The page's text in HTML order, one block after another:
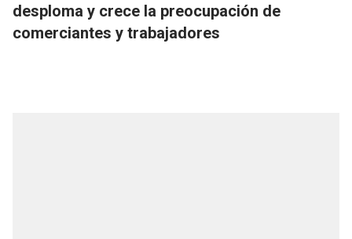
desploma y crece la preocupación de
comerciantes y trabajadores